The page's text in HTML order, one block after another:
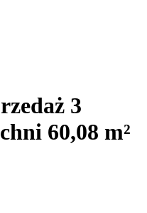
3
60,08 m²